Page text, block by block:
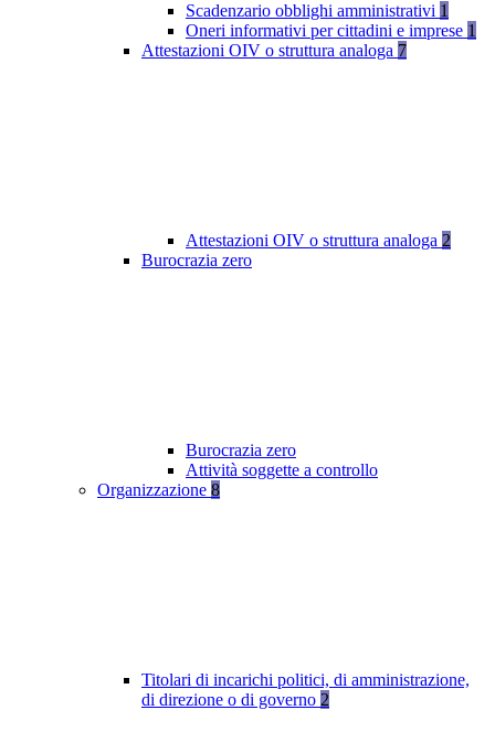
Scadenzario obblighi amministrativi 1
Oneri informativi per cittadini e imprese 1
Attestazioni OIV o struttura analoga 7
Attestazioni OIV o struttura analoga 2
Burocrazia zero
Burocrazia zero
Attività soggette a controllo
Organizzazione 8
Titolari di incarichi politici, di amministrazione,
di direzione o di governo 2